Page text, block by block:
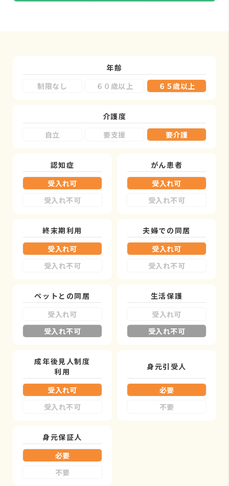
年齢
制限なし
６０歳以上 ６５歳以上
介護度
自立
要支援 要介護
認知症
受入れ可
受入れ不可
がん患者
受入れ可
受入れ不可
終末期利用
受入れ可
受入れ不可
夫婦での同居
受入れ可
受入れ不可
ペットとの同居
受入れ可
受入れ不可
生活保護
受入れ可
受入れ不可
成年後見人制度
利用
受入れ可
受入れ不可
身元引受人
必要
不要
身元保証人
必要
不要